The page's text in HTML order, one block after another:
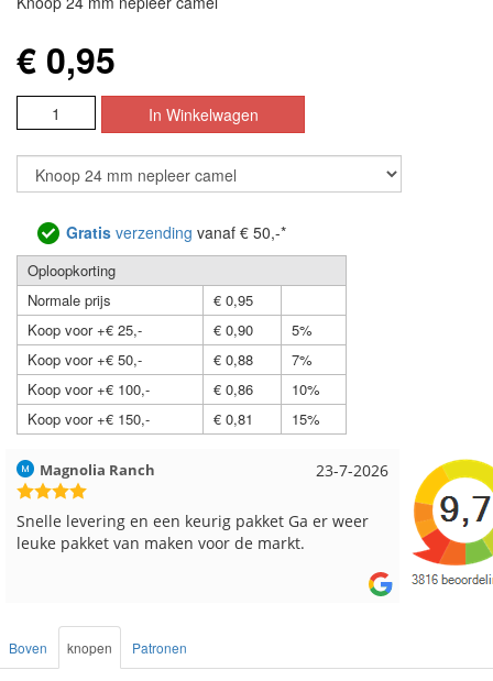
€ 0,95
Gratis verzending vanaf € 50,-*
Oploopkorting
Normale prijs
€ 0,95
Koop voor +€ 25,-
€ 0,90
5%
Koop voor +€ 50,-
€ 0,88
7%
Koop voor +€ 100,-
€ 0,86
10%
Koop voor +€ 150,-
€ 0,81 15%
17-7-2026
Hilde uit Loyers
Reeds meerdere keren breigaren en breinaalden
besteld, altijd heel tevreden over de service.
Loes uit
Snelle
Boven knopen Patronen